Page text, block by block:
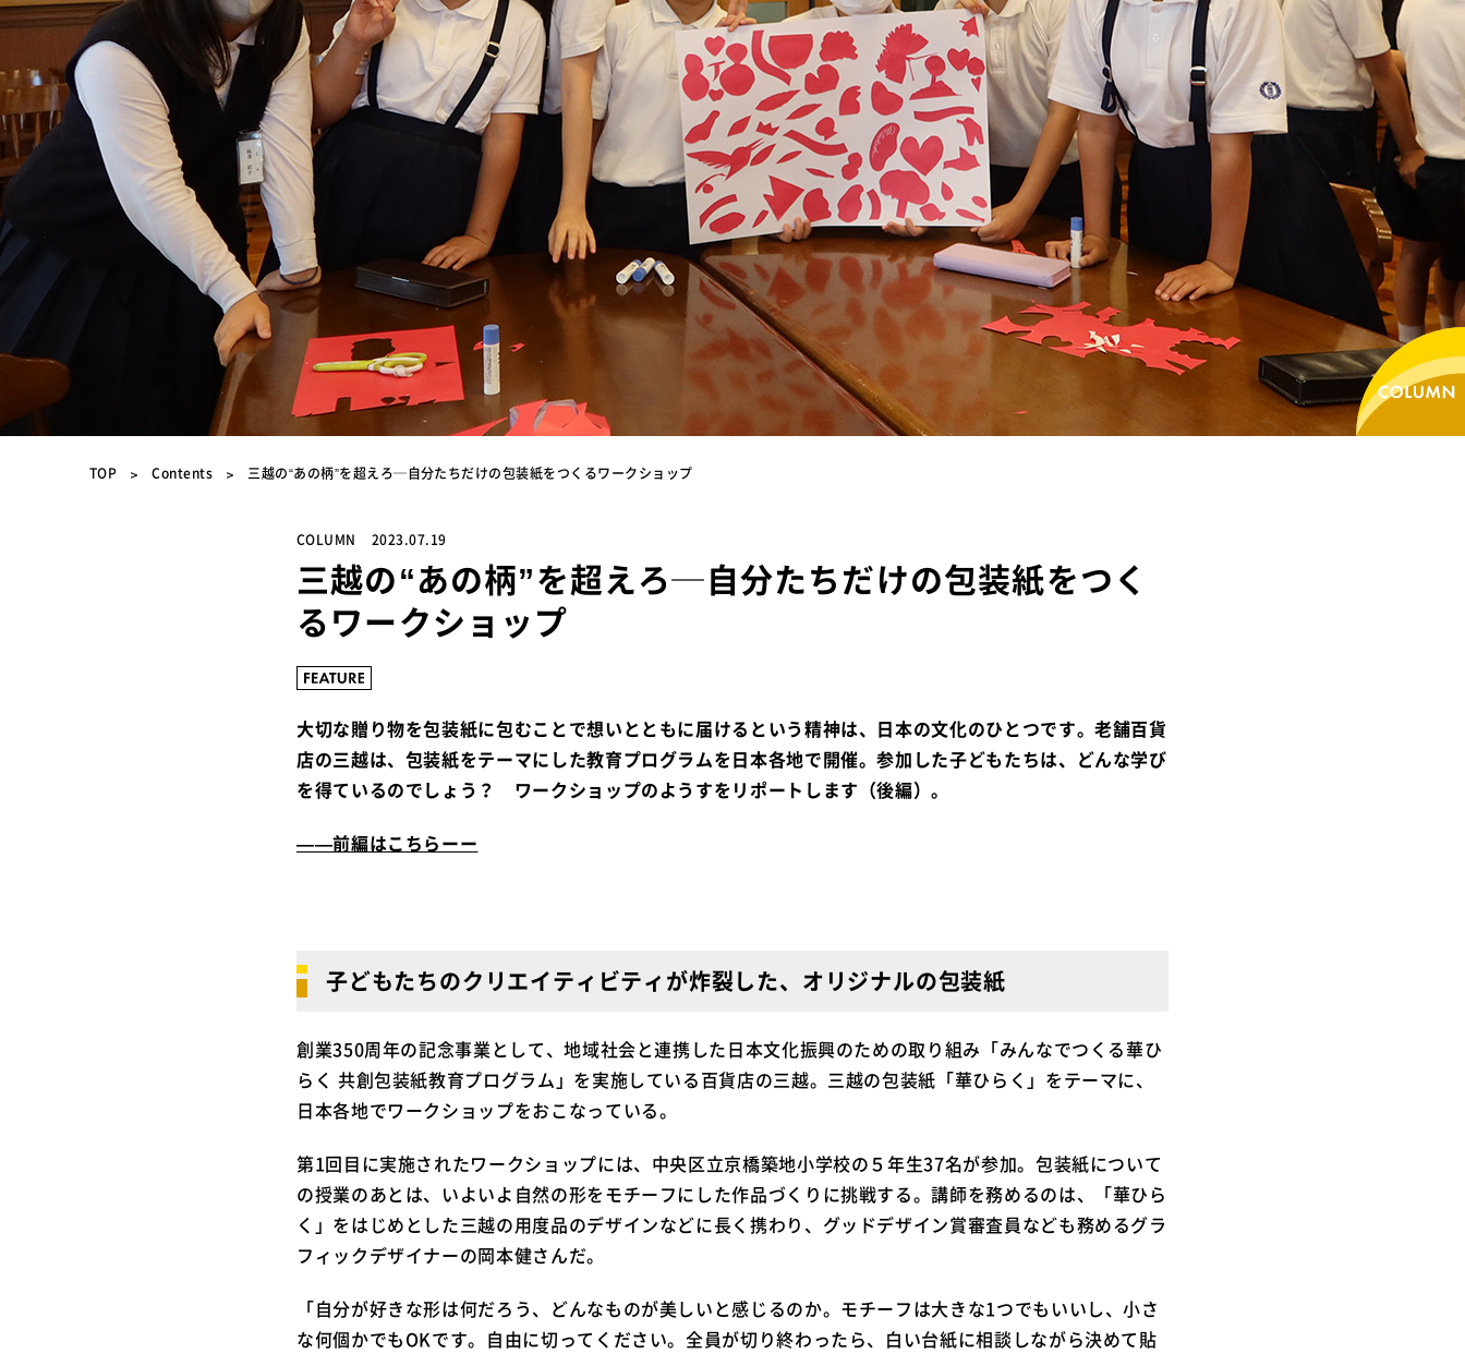
TOP Contents 三越の“あの柄”を超えろ─自分たちだけの包装紙をつくるワークショップ
COLUMN 2023.07.19
三越の“あの柄”を超えろ─自分たちだけの包装紙をつく
るワークショップ
大切な贈り物を包装紙に包むことで想いとともに届けるという精神は、日本の文化のひとつです。老舗百貨
店の三越は、包装紙をテーマにした教育プログラムを日本各地で開催。参加した子どもたちは、どんな学び
を得ているのでしょう？ ワークショップのようすをリポートします（後編）。
――前編はこちらーー
子どもたちのクリエイティビティが炸裂した、オリジナルの包装紙
創業350周年の記念事業として、地域社会と連携した日本文化振興のための取り組み「みんなでつくる華ひ
らく 共創包装紙教育プログラム」を実施している百貨店の三越。三越の包装紙「華ひらく」をテーマに、
日本各地でワークショップをおこなっている。
第1回目に実施されたワークショップには、中央区立京橋築地小学校の５年生37名が参加。包装紙について
の授業のあとは、いよいよ自然の形をモチーフにした作品づくりに挑戦する。講師を務めるのは、「華ひら
く」をはじめとした三越の用度品のデザインなどに長く携わり、グッドデザイン賞審査員なども務めるグラ
フィックデザイナーの岡本健さんだ。
「自分が好きな形は何だろう、どんなものが美しいと感じるのか。モチーフは大きな1つでもいいし、小さ
な何個かでもOKです。自由に切ってください。全員が切り終わったら、白い台紙に相談しながら決めて貼